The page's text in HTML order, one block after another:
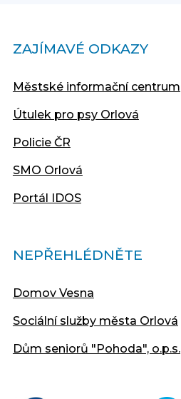
ZAJÍMAVÉ ODKAZY
Městské informační centrum
Útulek pro psy Orlová
Policie ČR
SMO Orlová
Portál IDOS
NEPŘEHLÉDNĚTE
Domov Vesna
Sociální služby města Orlová
Dům seniorů "Pohoda", o.p.s.